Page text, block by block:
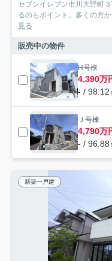
セブンイレブン市川大野町
るのもポイント。多くの方
見る
販売中の物件
H号棟
4,390万
- / 98.12
Ｊ号棟
4,790万
- / 96.88
新築一戸建